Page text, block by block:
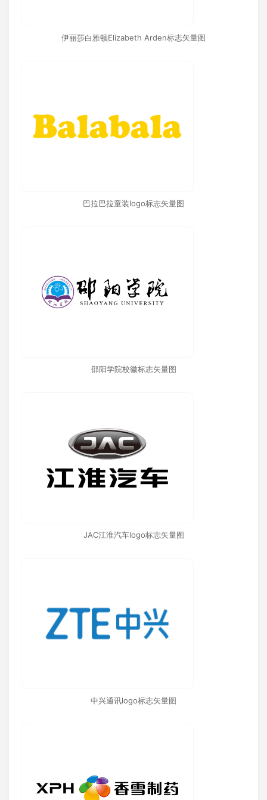
伊丽莎白雅顿Elizabeth Arden标志矢量图
巴拉巴拉童装logo标志矢量图
邵阳学院校徽标志矢量图
JAC江淮汽车logo标志矢量图
中兴通讯logo标志矢量图